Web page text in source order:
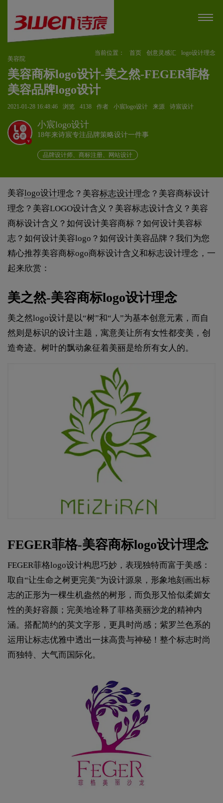
当前位置： 首页 创意灵感汇
logo设计理念
美容院
美容商标logo设计-美之然-FEGER菲格
美容品牌logo设计
2021-01-28 16:48:46 浏览 4138 作者 小宸logo设计 来源 诗宸设计
v
小宸logo设计
18年来诗宸专注品牌策略设计一件事
品牌设计师、商标注册、网站设计
美容logo设计理念？美容标志设计理念？美容商标设计
理念？美容LOGO设计含义？美容标志设计含义？美容
商标设计含义？如何设计美容商标？如何设计美容标
志？如何设计美容logo？如何设计美容品牌？我们为您
精心推荐美容商标ogo商标设计含义和标志设计理念，一
起来欣赏：
美之然-美容商标logo设计理念
美之然logo设计是以“树”和“人”为基本创意元素，而自
然则是标识的设计主题，寓意美让所有女性都变美，创
造奇迹。树叶的飘动象征着美丽是给所有女人的。
FEGER菲格-美容商标logo设计理念
FEGER菲格logo设计构思巧妙，表现独特而富于美感：
取自“让生命之树更完美”为设计源泉，形象地刻画出标
志的正形为一棵生机盎然的树形，而负形又恰似柔媚女
性的美好容颜；完美地诠释了菲格美丽沙龙的精神内
涵。搭配简约的英文字形，更具时尚感；紫罗兰色系的
运用让标志优雅中透出一抹高贵与神秘！整个标志时尚
而独特、大气而国际化。